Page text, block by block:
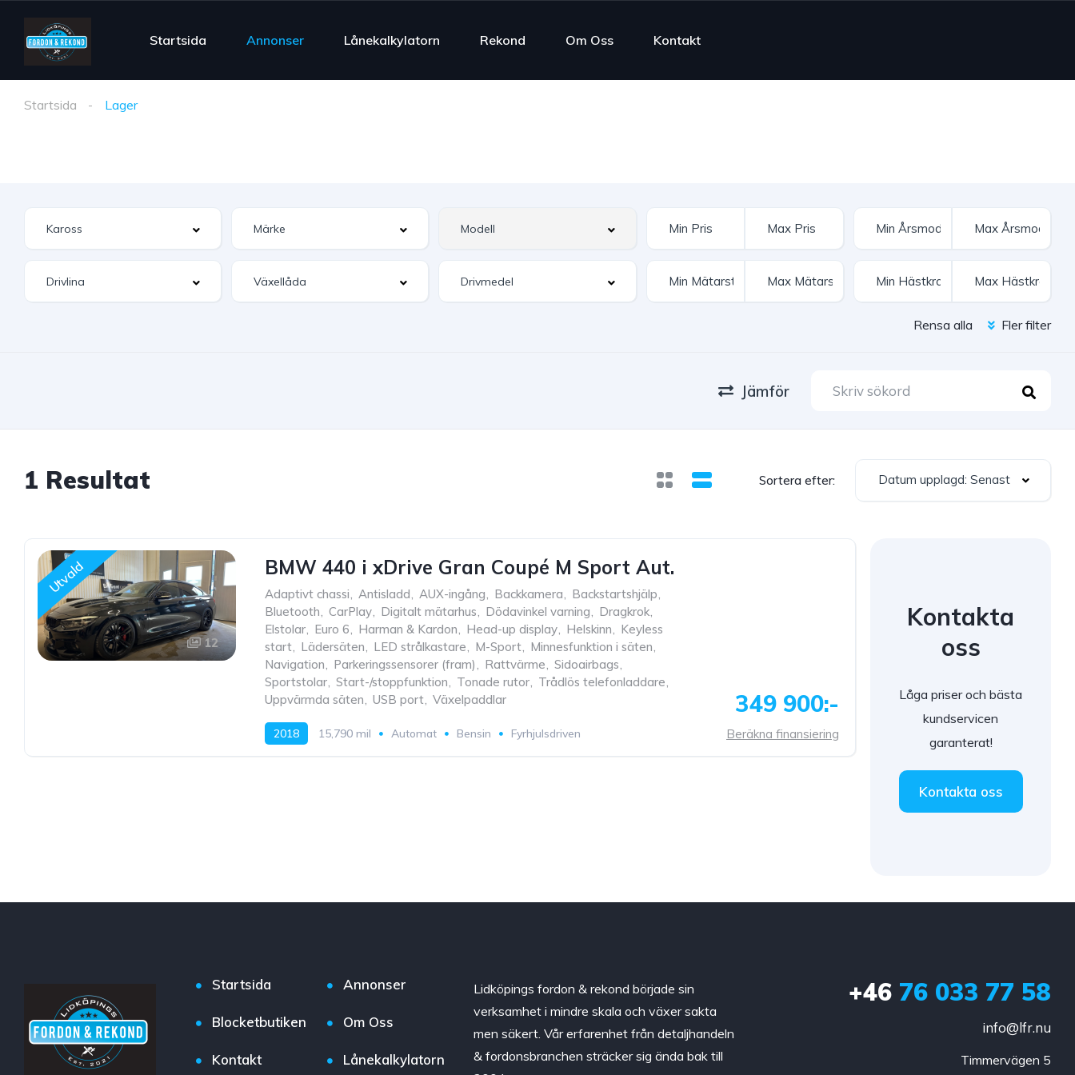
Startsida Annonser Lånekalkylatorn Rekond Om Oss Kontakt
Startsida Lager
Rensa alla Fler filter
Jämför
1 Resultat Sortera efter: Datum upplagd: Senast
Utvald
12
BMW 440 i xDrive Gran Coupé M Sport Aut.
Adaptivt chassi, Antisladd, AUX-ingång, Backkamera, Backstartshjälp,
Bluetooth, CarPlay, Digitalt mätarhus, Dödavinkel varning, Dragkrok,
Elstolar, Euro 6, Harman & Kardon, Head-up display, Helskinn, Keyless
start, Lädersäten, LED strålkastare, M-Sport, Minnesfunktion i säten,
Navigation, Parkeringssensorer (fram), Rattvärme, Sidoairbags,
Sportstolar, Start-/stoppfunktion, Tonade rutor, Trådlös telefonladdare,
Uppvärmda säten, USB port, Växelpaddlar
2018 15,790 mil Automat Bensin Fyrhjulsdriven
349 900:-
Beräkna finansiering
Kontakta
oss
Låga priser och bästa
kundservicen
garanterat!
Kontakta oss
Startsida Annonser
Blocketbutiken Om Oss
Kontakt Lånekalkylatorn
Lidköpings fordon & rekond började sin
verksamhet i mindre skala och växer sakta
men säkert. Vår erfarenhet från detaljhandeln
& fordonsbranchen sträcker sig ända bak till
+4676 033 77 58
info@lfr.nu
Timmervägen 5